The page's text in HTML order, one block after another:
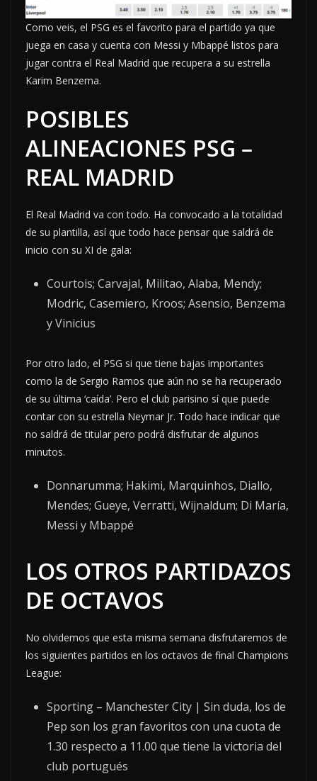
Como veis, el PSG es el favorito para el partido ya que
juega en casa y cuenta con Messi y Mbappé listos para
jugar contra el Real Madrid que recupera a su estrella
Karim Benzema.
POSIBLES
ALINEACIONES PSG –
REAL MADRID
El Real Madrid va con todo. Ha convocado a la totalidad
de su plantilla, así que todo hace pensar que saldrá de
inicio con su XI de gala:
Courtois; Carvajal, Militao, Alaba, Mendy;
Modric, Casemiero, Kroos; Asensio, Benzema
y Vinicius
Por otro lado, el PSG si que tiene bajas importantes
como la de Sergio Ramos que aún no se ha recuperado
de su última ‘caída’. Pero el club parisino sí que puede
contar con su estrella Neymar Jr. Todo hace indicar que
no saldrá de titular pero podrá disfrutar de algunos
minutos.
Donnarumma; Hakimi, Marquinhos, Diallo,
Mendes; Gueye, Verratti, Wijnaldum; Di María,
Messi y Mbappé
LOS OTROS PARTIDAZOS
DE OCTAVOS
No olvidemos que esta misma semana disfrutaremos de
los siguientes partidos en los octavos de final Champions
League:
Sporting – Manchester City | Sin duda, los de
Pep son los gran favoritos con una cuota de
1.30 respecto a 11.00 que tiene la victoria del
club portugués